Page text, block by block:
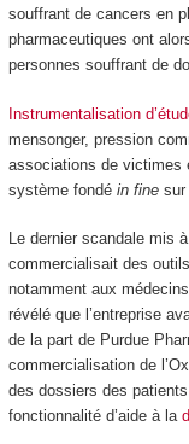
souffrant de cancers en
pharmaceutiques ont
personnes souffrant de
Instrumentalisation
mensonger, pression
associations de victimes
système fondé in finesur
Le dernier scandale mis
commercialisait des
notamment aux
révélé que l’entreprise
de la part de Purdue
commercialisation de
des dossiers des
fonctionnalité d’aide à la